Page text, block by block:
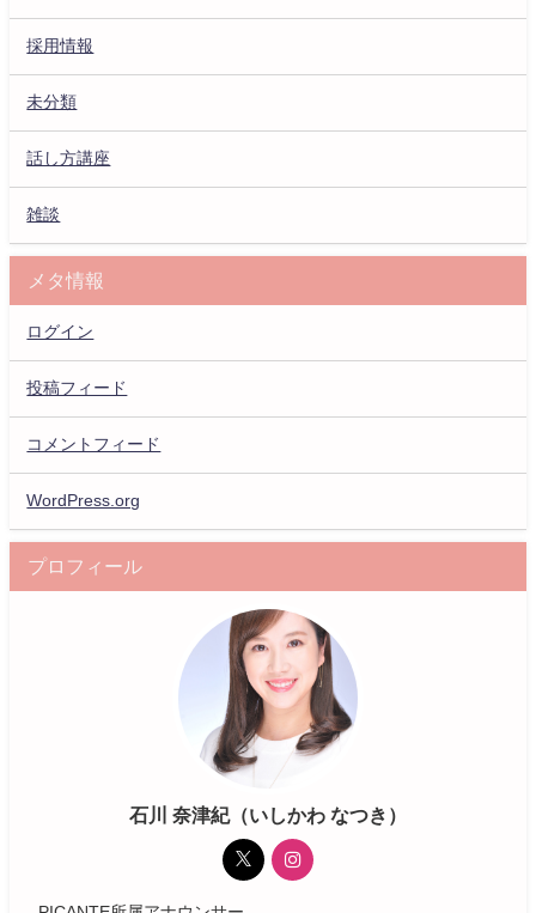
採用情報
未分類
話し方講座
雑談
メタ情報
ログイン
投稿フィード
コメントフィード
WordPress.org
プロフィール
石川 奈津紀（いしかわ なつき）